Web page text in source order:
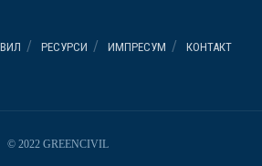
РЕСУРСИ ИМПРЕСУМ КОНТАКТ
© 2022 GREENCIVIL